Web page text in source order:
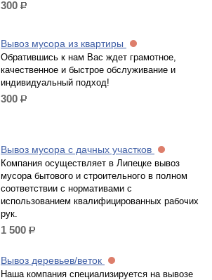
300 р.
Вывоз мусора из квартиры
Обратившись к нам Вас ждет грамотное,
качественное и быстрое обслуживание и
индивидуальный подход!
300 р.
Вывоз мусора с дачных участков
Компания осуществляет в Липецке вывоз
мусора бытового и строительного в полном
соответствии с нормативами с
использованием квалифицированных рабочих
рук.
1 500 р.
Вывоз деревьев/веток
Наша компания специализируется на вывозе